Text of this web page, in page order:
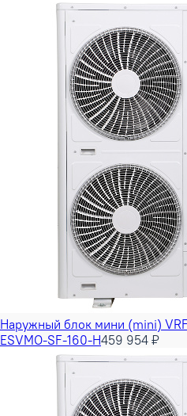
Наружный блок мини (mini)
ESVMO-SF-160-H459 954 ₽